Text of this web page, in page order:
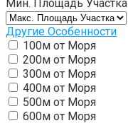
Мин. Площадь Участка
Другие Особенности
100м от Моря
200м от Моря
300м от Моря
400м от Моря
500м от Моря
600м от Моря